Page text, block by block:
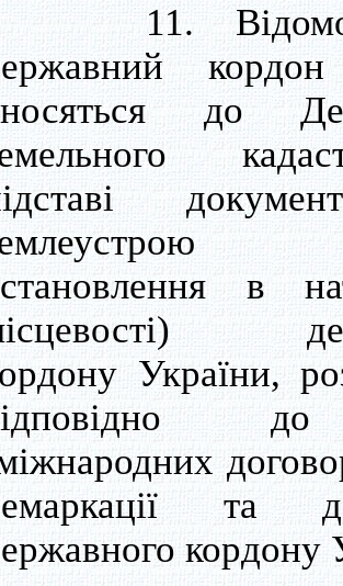
11.
до
в
України,
та
кордону